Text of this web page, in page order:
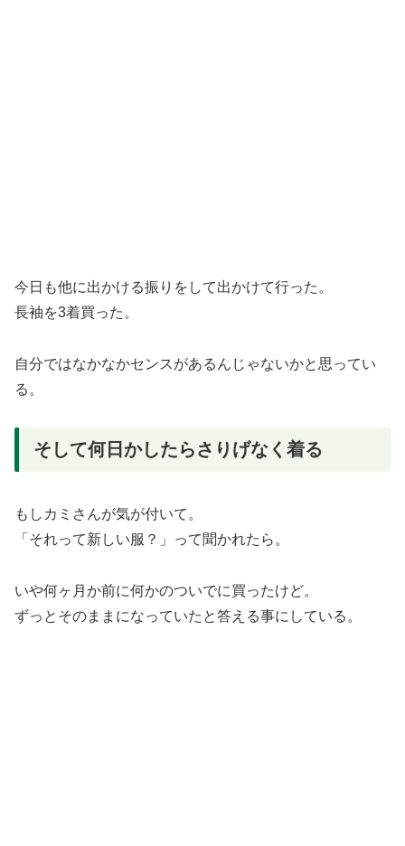
今日も他に出かける振りをして出かけて行った。
長袖を3着買った。
自分ではなかなかセンスがあるんじゃないかと思ってい
る。
そして何日かしたらさりげなく着る
もしカミさんが気が付いて。
「それって新しい服？」って聞かれたら。
いや何ヶ月か前に何かのついでに買ったけど。
ずっとそのままになっていたと答える事にしている。